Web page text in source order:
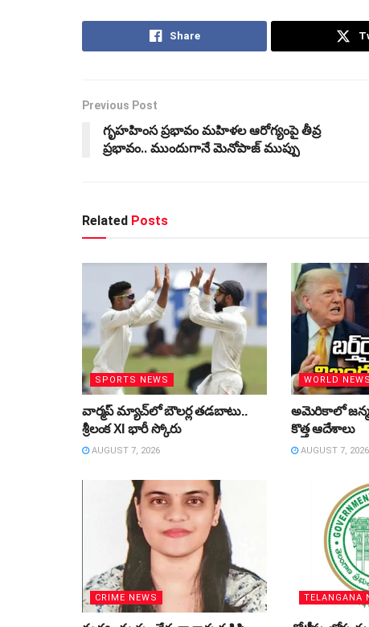
Share
Previous Post
గృహహింస ప్రభావం మహిళల ఆరోగ్యంపై తీవ్ర
ప్రభావం.. ముందుగానే మెనోపాజ్‌ ముప్పు
Related Posts
SPORTS NEWS
వార్మప్‌ మ్యాచ్‌లో బౌలర్ల తడబాటు..
శ్రీలంక XI భారీ స్కోరు
AUGUST 7, 2026
WORLD NEWS
అమెరికాలో
కొత్త ఆదేశాలు
AUGUST 7, 2026
CRIME NEWS TELANGANA